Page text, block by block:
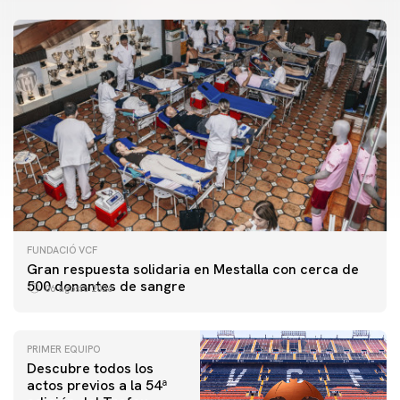
FUNDACIÓ VCF
Gran respuesta solidaria en Mestalla con cerca de
500 donantes de sangre
06 agosto 2026
PRIMER EQUIPO
Descubre todos los
actos previos a la 54ª